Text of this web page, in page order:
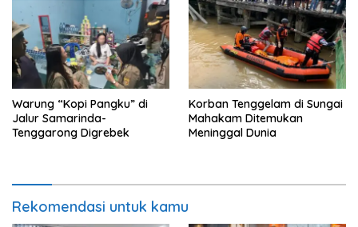
Warung “Kopi Pangku” di
Jalur Samarinda-
Tenggarong Digrebek
Korban Tenggelam di Sungai
Mahakam Ditemukan
Meninggal Dunia
Rekomendasi untuk kamu